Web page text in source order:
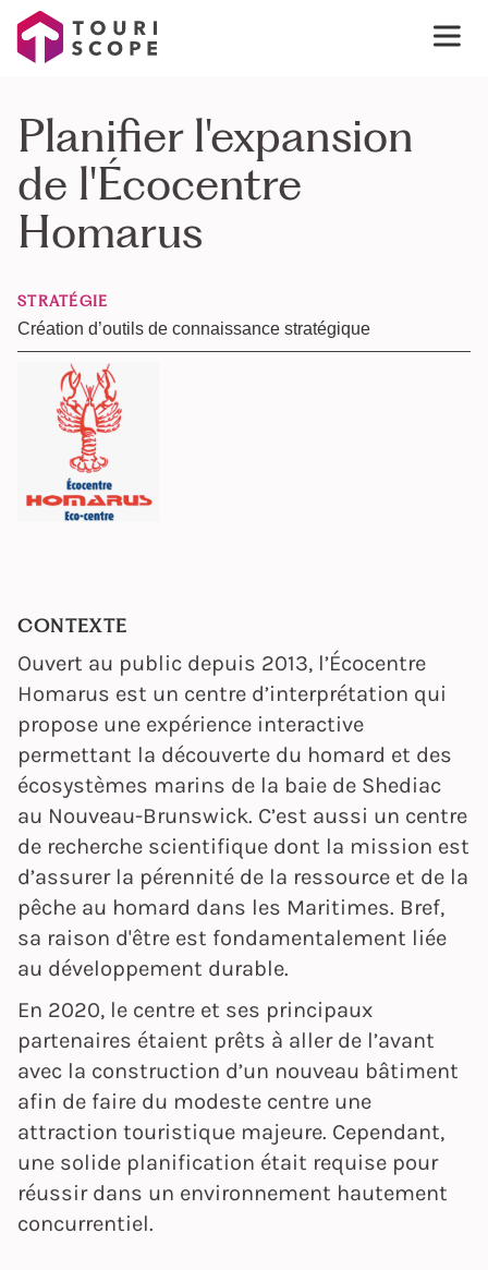
Planifier l'expansion
de l'Écocentre
Homarus
STRATÉGIE
Création d’outils de connaissance stratégique
CONTEXTE
Ouvert au public depuis 2013, l’Écocentre
Homarus est un centre d’interprétation qui
propose une expérience interactive
permettant la découverte du homard et des
écosystèmes marins de la baie de Shediac
au Nouveau-Brunswick. C’est aussi un centre
de recherche scientifique dont la mission est
d’assurer la pérennité de la ressource et de la
pêche au homard dans les Maritimes. Bref,
sa raison d'être est fondamentalement liée
au développement durable.
En 2020, le centre et ses principaux
partenaires étaient prêts à aller de l’avant
avec la construction d’un nouveau bâtiment
afin de faire du modeste centre une
attraction touristique majeure. Cependant,
une solide planification était requise pour
réussir dans un environnement hautement
concurrentiel.